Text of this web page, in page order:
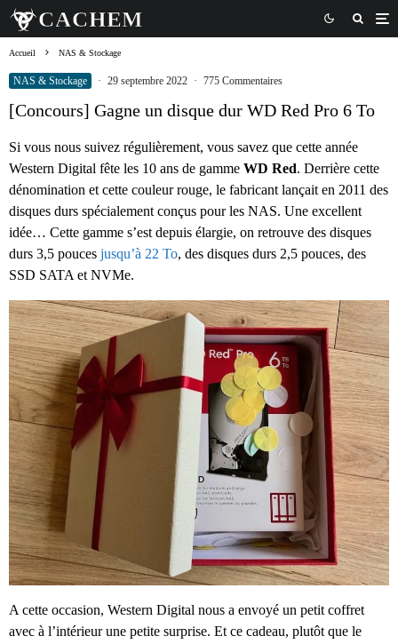
Accueil NAS & Stockage
NAS & Stockage · 29 septembre 2022 · 775 Commentaires
[Concours] Gagne un disque dur WD Red Pro 6 To
Si vous nous suivez régulièrement, vous savez que cette année
Western Digital fête les 10 ans de gamme WD Red. Derrière cette
dénomination et cette couleur rouge, le fabricant lançait en 2011 des
disques durs spécialement conçus pour les NAS. Une excellent
idée… Cette gamme s’est depuis élargie, on retrouve des disques
durs 3,5 pouces jusqu’à 22 To, des disques durs 2,5 pouces, des
SSD SATA et NVMe.
A cette occasion, Western Digital nous a envoyé un petit coffret
avec à l’intérieur une petite surprise. Et ce cadeau, plutôt que le